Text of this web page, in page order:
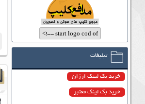
تبلیغات
خرید بک لینک ارزان
خرید بک لینک معتبر